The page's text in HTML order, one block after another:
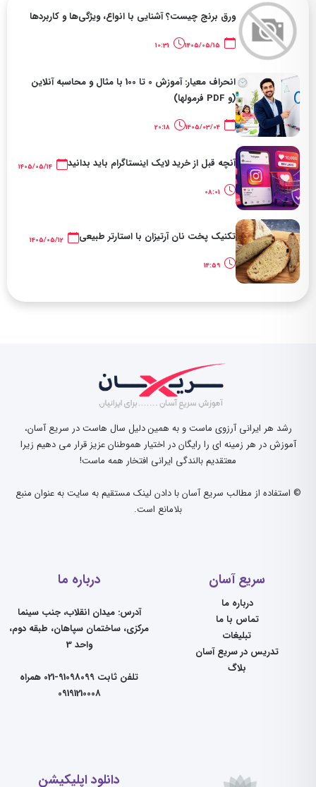
ورق برنج چیست؟ آشنایی با انواع، ویژگی‌ها و کاربردها
انحراف معیار: آموزش 0 تا 100 با مثال و محاسبه آنلاین
(و PDF فرمولها)
20:18
آنچه قبل از خرید لایک اینستاگرام باید بدانید
تکنیک پخت نان آرتیزان با استارتر طبیعی
14:59
رشد هر ایرانی آرزوی ماست و به همین دلیل سال هاست در سریع آسان،
آموزش در هر زمینه ای را رایگان در اختیار هموطنان عزیز قرار می دهیم زیرا
معتقدیم بالندگی ایرانی افتخار همه ماست!
© استفاده از مطالب سریع آسان با دادن لینک مستقیم به سایت به عنوان منبع
بلامانع است.
سریع آسان
درباره ما
تماس با ما
تبلیغات
تدریس در سریع آسان
بلاگ
درباره ما
آدرس: میدان انقلاب، جنب سینما
مرکزی، ساختمان سپاهان، طبقه دوم،
واحد 3
تلفن ثابت 91098099-021 همراه
09191210008
دانلود اپلیکیشن